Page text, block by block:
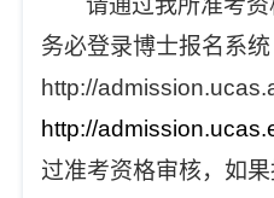
请通过我所准考
务必登录博士报名系统
http://
http://
过准考资格审核，如